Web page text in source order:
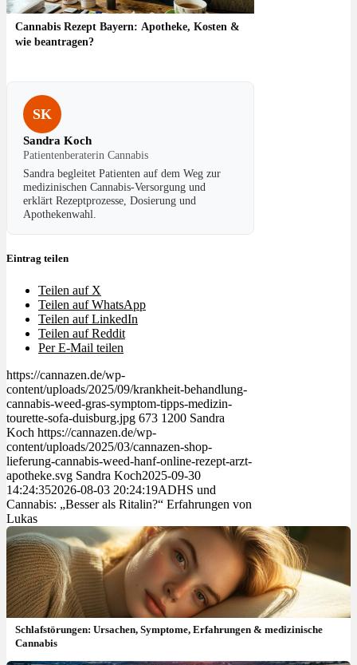
Cannabis Rezept Bayern: Apotheke, Kosten &
wie beantragen?
SK
Sandra Koch
Patientenberaterin Cannabis
Sandra begleitet Patienten auf dem Weg zur
medizinischen Cannabis-Versorgung und
erklärt Rezeptprozesse, Dosierung und
Apothekenwahl.
Eintrag teilen
Teilen auf X
Teilen auf WhatsApp
Teilen auf LinkedIn
Teilen auf Reddit
Per E-Mail teilen
https://cannazen.de/wp-
content/uploads/2025/09/krankheit-behandlung-
cannabis-weed-gras-symptom-tipps-medizin-
tourette-sofa-duisburg.jpg 673 1200 Sandra
Koch https://cannazen.de/wp-
content/uploads/2025/03/cannazen-shop-
lieferung-cannabis-weed-hanf-online-rezept-arzt-
apotheke.svg Sandra Koch2025-09-30
14:24:352026-08-03 20:24:19ADHS und
Cannabis: „Besser als Ritalin?“ Erfahrungen von
Lukas
Schlafstörungen: Ursachen, Symptome, Erfahrungen & medizinische
Cannabis